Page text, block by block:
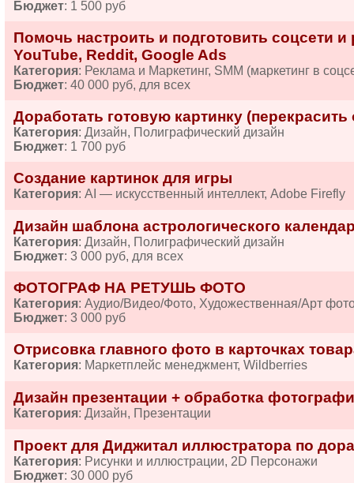
Бюджет: 1 500 руб
Помочь настроить и подготовить соцсети
YouTube, Reddit, Google Ads
Категория: Реклама и Маркетинг, SMM (маркетинг в
Бюджет: 40 000 руб, для всех
Доработать готовую картинку (перекрасить
Категория: Дизайн, Полиграфический дизайн
Бюджет: 1 700 руб
Создание картинок для игры
Категория: AI — искусственный интеллект, Adobe Firefly
Дизайн шаблона астрологического
Категория: Дизайн, Полиграфический дизайн
Бюджет: 3 000 руб, для всех
ФОТОГРАФ НА РЕТУШЬ ФОТО
Категория: Аудио/Видео/Фото, Художественная/Арт
Бюджет: 3 000 руб
Отрисовка главного фото в карточках
Категория: Маркетплейс менеджмент, Wildberries
Дизайн презентации + обработка
Категория: Дизайн, Презентации
Проект для Диджитал иллюстратора по
Категория: Рисунки и иллюстрации, 2D Персонажи
Бюджет: 30 000 руб